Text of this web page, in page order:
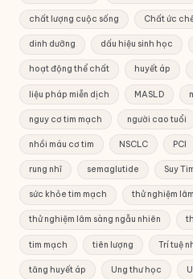
chất lượng cuộc sống Chất ức
dinh dưỡng dấu hiệu sinh học
hoạt động thể chất huyết áp
liệu pháp miễn dịch MASLD
nguy cơ tim mạch người cao tuổi
nhồi máu cơ tim NSCLC PCI
rung nhĩ semaglutide Suy
sức khỏe tim mạch thử nghiệm
thử nghiệm lâm sàng ngẫu nhiên
tim mạch tiên lượng Trí tuệ
tăng huyết áp Ung thư học